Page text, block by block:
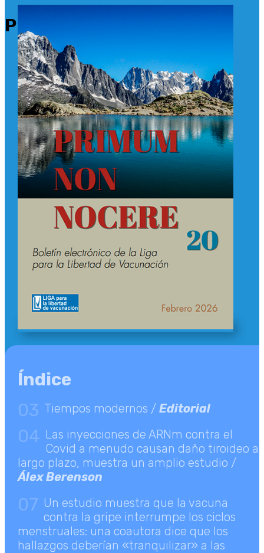
Primum Non Nocere 20
Índice
03 Tiempos modernos /Editorial
04 Las inyecciones de ARNm contra el
Covid a menudo causan daño tiroideo a
largo plazo, muestra un amplio estudio /
Álex Berenson
07 Un estudio muestra que la vacuna
contra la gripe interrumpe los ciclos
menstruales: una coautora dice que los
hallazgos deberían «tranquilizar» a las